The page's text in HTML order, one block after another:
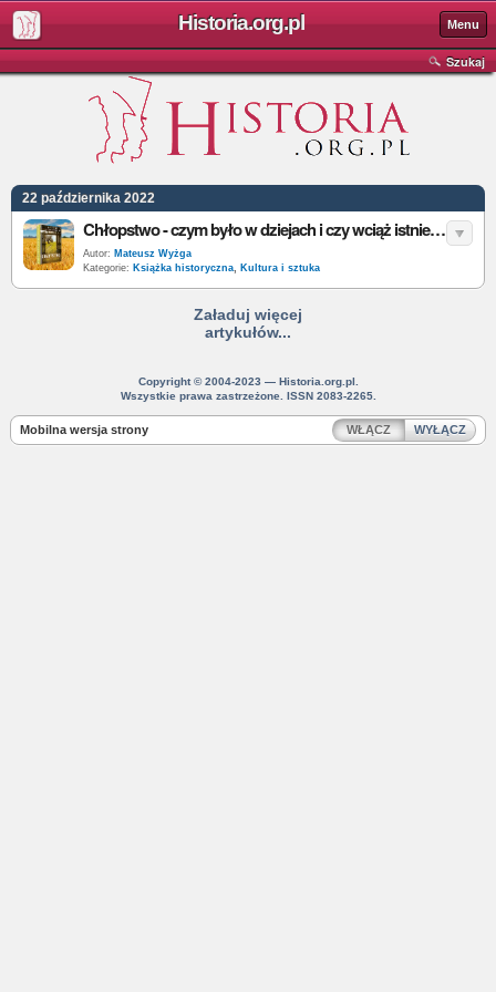
Historia.org.pl Menu
Szukaj
22 października 2022
Chłopstwo - czym było w dziejach i czy wciąż istnieje? Odpowiada Mateusz Wyżga w książce „Chłopstwo. Historia bez krawata”
Autor: Mateusz Wyżga
Kategorie: Książka historyczna, Kultura i sztuka
Załaduj więcej
artykułów...
Copyright © 2004-2023 — Historia.org.pl.
Wszystkie prawa zastrzeżone. ISSN 2083-2265.
Mobilna wersja strony WŁĄCZ WYŁĄCZ